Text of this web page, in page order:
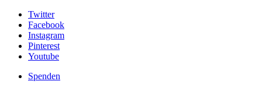
Twitter
Facebook
Instagram
Pinterest
Youtube
Spenden